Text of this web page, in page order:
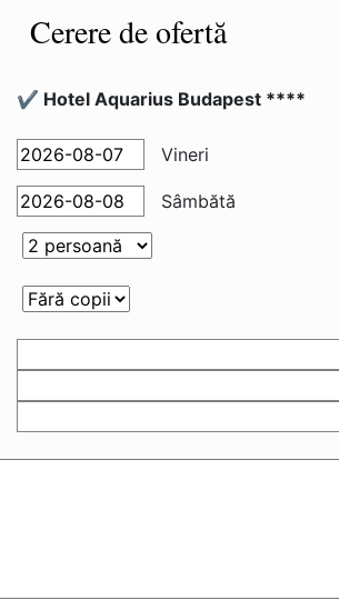
Cerere de ofertă
✔️ Hotel Aquarius Budapest ****
Vineri
Sâmbătă